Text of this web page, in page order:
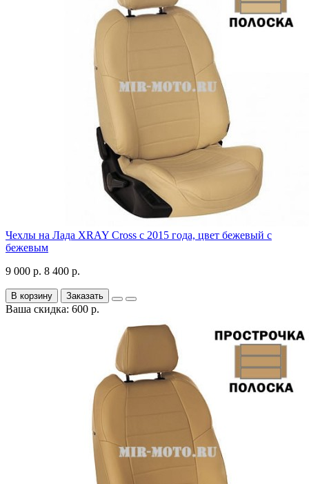
Чехлы на Лада XRAY Cross с 2015 года, цвет бежевый с
бежевым
9 000 р. 8 400 р.
В корзину Заказать
Ваша скидка: 600 р.